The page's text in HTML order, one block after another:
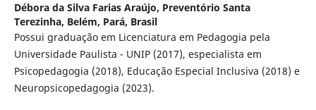
Débora da Silva Farias Araújo, Preventório Santa
Terezinha, Belém, Pará, Brasil
Possui graduação em Licenciatura em Pedagogia pela
Universidade Paulista - UNIP (2017), especialista em
Psicopedagogia (2018), Educação Especial Inclusiva (2018) e
Neuropsicopedagogia (2023).